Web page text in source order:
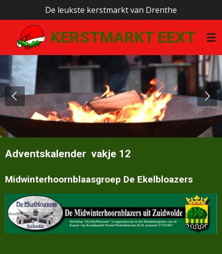
direct
naar
hoofdinhoud
KERSTMARKT EEXT
De leukste kerstmarkt van Drenthe
Adventskalender vakje 12
Midwinterhoornblaasgroep De Ekelbloazers